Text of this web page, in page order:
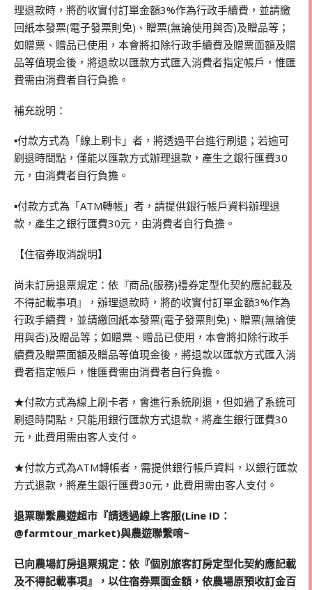
理退款時，將酌收實付訂單金額3%作為行政手續費，並請繳
回紙本發票(電子發票則免)、贈票(無論使用與否)及贈品等；
如贈票、贈品已使用，本會將扣除行政手續費及贈票面額及贈
品等值現金後，將退款以匯款方式匯入消費者指定帳戶，惟匯
費需由消費者自行負擔。
補充說明：
▪付款方式為「線上刷卡」者，將透過平台進行刷退；若逾可
刷退時間點，僅能以匯款方式辦理退款，產生之銀行匯費30
元，由消費者自行負擔。
▪付款方式為「ATM轉帳」者，請提供銀行帳戶資料辦理退
款，產生之銀行匯費30元，由消費者自行負擔。
【住宿券取消說明】
尚未訂房退票規定：依『商品(服務)禮券定型化契約應記載及
不得記載事項』，辦理退款時，將酌收實付訂單金額3%作為
行政手續費，並請繳回紙本發票(電子發票則免)、贈票(無論使
用與否)及贈品等；如贈票、贈品已使用，本會將扣除行政手
續費及贈票面額及贈品等值現金後，將退款以匯款方式匯入消
費者指定帳戶，惟匯費需由消費者自行負擔。
★付款方式為線上刷卡者，會進行系統刷退，但如過了系統可
刷退時間點，只能用銀行匯款方式退款，將產生銀行匯費30
元，此費用需由客人支付。
★付款方式為ATM轉帳者，需提供銀行帳戶資料，以銀行匯款
方式退款，將產生銀行匯費30元，此費用需由客人支付。
退票聯繫農遊超市『請透過線上客服(Line ID：
@farmtour_market)與農遊聯繫唷~
已向農場訂房退票規定：依『個別旅客訂房定型化契約應記載
及不得記載事項』，以住宿券票面金額，依農場原預收訂金百